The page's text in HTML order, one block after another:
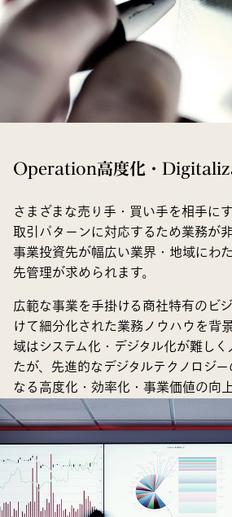
Operation高度化・
さまざまな売り手・買い手を相手に
取引パターンに対応するため業務が
事業投資先が幅広い業界・地域にわ
先管理が求められます。
広範な事業を手掛ける商社特有のビ
けて細分化された業務ノウハウを背
域はシステム化・デジタル化が難し
たが、先進的なデジタルテクノロジ
なる高度化・効率化・事業価値の向